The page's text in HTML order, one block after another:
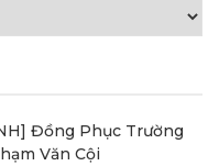
Đồng Phục Trường
Văn Cội